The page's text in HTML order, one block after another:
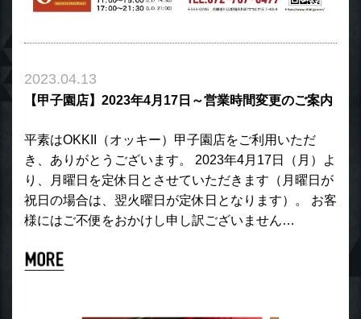
2023.04.13
【甲子園店】2023年4月17日～営業時間変更のご案内
平素はOKKII（オッキー）甲子園店をご利用いただ
き、ありがとうございます。 2023年4月17日（月）よ
り、月曜日を定休日とさせていただきます（月曜日が
祝日の場合は、翌火曜日が定休日となります）。 お客
様にはご不便をおかけし申し訳ございません…